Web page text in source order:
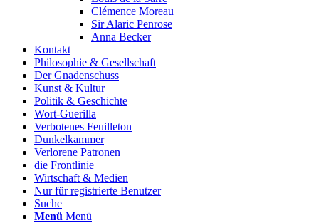
Clémence Moreau
Sir Alaric Penrose
Anna Becker
Kontakt
Philosophie & Gesellschaft
Der Gnadenschuss
Kunst & Kultur
Politik & Geschichte
Wort-Guerilla
Verbotenes Feuilleton
Dunkelkammer
Verlorene Patronen
die Frontlinie
Wirtschaft & Medien
Nur für registrierte Benutzer
Suche
Menü Menü